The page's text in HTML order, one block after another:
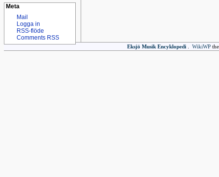
Meta
Mail
Logga in
RSS-flöde
Comments RSS
Eksjö Musik Encyklopedi. WikiWP